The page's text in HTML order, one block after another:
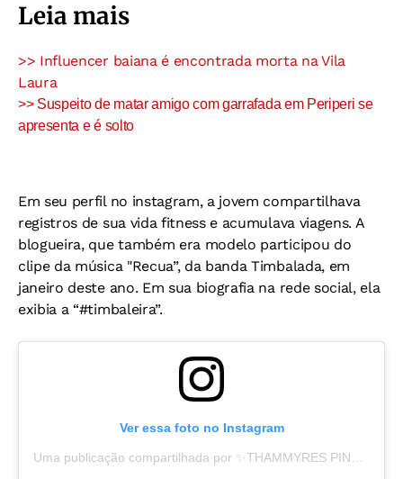
Leia mais
>> Influencer baiana é encontrada morta na Vila
Laura
>> Suspeito de matar amigo com garrafada em Periperi se
apresenta e é solto
Em seu perfil no instagram, a jovem compartilhava
registros de sua vida fitness e acumulava viagens. A
blogueira, que também era modelo participou do
clipe da música "Recua”, da banda Timbalada, em
janeiro deste ano. Em sua biografia na rede social, ela
exibia a “#timbaleira”.
Ver essa foto no Instagram